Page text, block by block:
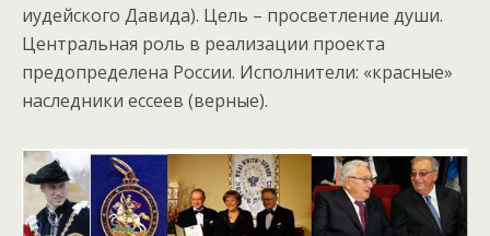
иудейского Давида). Цель – просветление души.
Центральная роль в реализации проекта
предопределена России. Исполнители: «красные»
наследники ессеев (верные).